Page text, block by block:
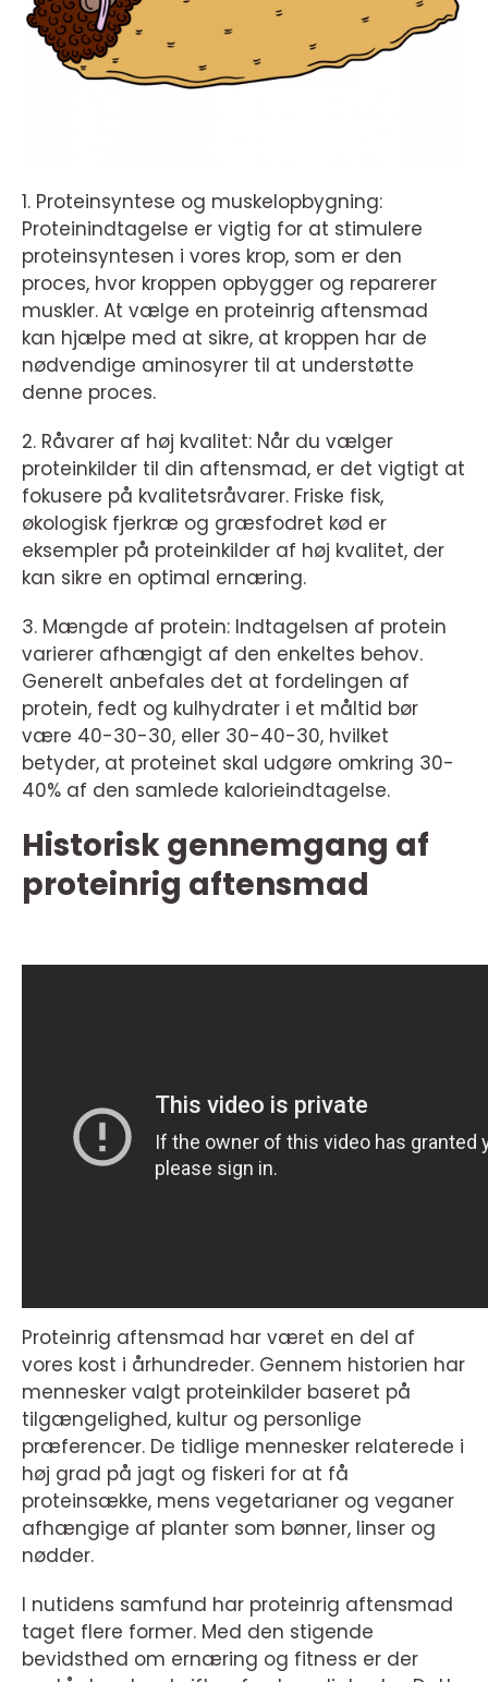
1. Proteinsyntese og muskelopbygning:
Proteinindtagelse er vigtig for at stimulere
proteinsyntesen i vores krop, som er den
proces, hvor kroppen opbygger og reparerer
muskler. At vælge en proteinrig aftensmad
kan hjælpe med at sikre, at kroppen har de
nødvendige aminosyrer til at understøtte
denne proces.
2. Råvarer af høj kvalitet: Når du vælger
proteinkilder til din aftensmad, er det vigtigt at
fokusere på kvalitetsråvarer. Friske fisk,
økologisk fjerkræ og græsfodret kød er
eksempler på proteinkilder af høj kvalitet, der
kan sikre en optimal ernæring.
3. Mængde af protein: Indtagelsen af protein
varierer afhængigt af den enkeltes behov.
Generelt anbefales det at fordelingen af
protein, fedt og kulhydrater i et måltid bør
være 40-30-30, eller 30-40-30, hvilket
betyder, at proteinet skal udgøre omkring 30-
40% af den samlede kalorieindtagelse.
Historisk gennemgang af
proteinrig aftensmad
Proteinrig aftensmad har været en del af
vores kost i århundreder. Gennem historien har
mennesker valgt proteinkilder baseret på
tilgængelighed, kultur og personlige
præferencer. De tidlige mennesker relaterede i
høj grad på jagt og fiskeri for at få
proteinsække, mens vegetarianer og veganer
afhængige af planter som bønner, linser og
nødder.
I nutidens samfund har proteinrig aftensmad
taget flere former. Med den stigende
bevidsthed om ernæring og fitness er der